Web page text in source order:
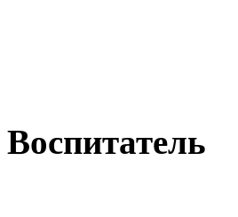
Очень
(дети
Воспитатель